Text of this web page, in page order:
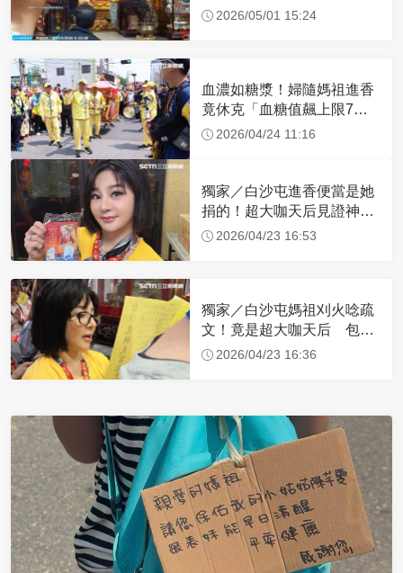
2026/05/01 15:24
血濃如糖漿！婦隨媽祖進香
竟休克「血糖值飆上限7
倍」 醫曝原因
2026/04/24 11:16
獨家／白沙屯進香便當是她
捐的！超大咖天后見證神
蹟 一靠近媽祖就爆哭
2026/04/23 16:53
獨家／白沙屯媽祖刈火唸疏
文！竟是超大咖天后 包尿
布忍尿5小時不喊累
2026/04/23 16:36